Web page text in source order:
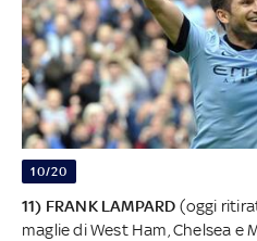
10/20
11) FRANK LAMPARD (oggi
maglie di West Ham, Chelsea e